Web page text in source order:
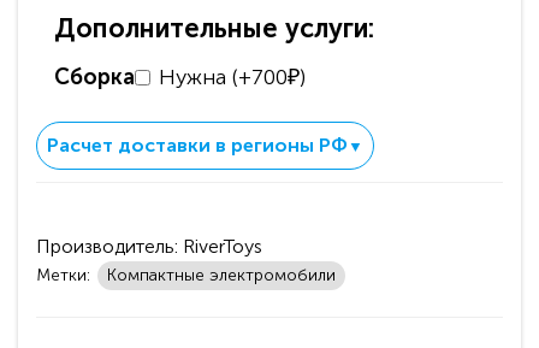
Дополнительные услуги:
Сборка Нужна (+700₽)
Расчет доставки в регионы РФ ▼
Производитель: RiverToys
Метки: Компактные электромобили